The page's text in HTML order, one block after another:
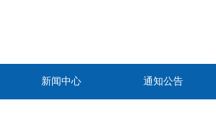
新闻中心 通知公告